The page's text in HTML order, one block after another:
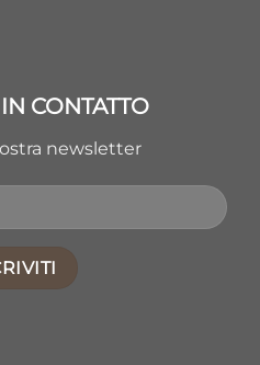
CONTATTO
newsletter